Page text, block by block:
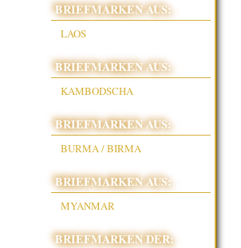
BRIEFMARKEN AUS:
LAOS
BRIEFMARKEN AUS:
KAMBODSCHA
BRIEFMARKEN AUS:
BURMA / BIRMA
BRIEFMARKEN AUS:
MYANMAR
BRIEFMARKEN DER: